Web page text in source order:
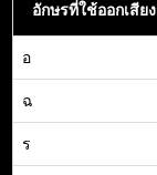
อักษรที่ใช้ออกเสียง
อ
ฉ
ร